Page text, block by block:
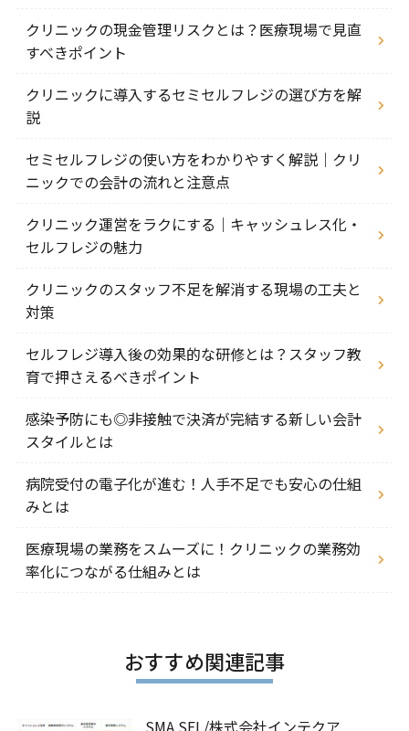
クリニックの現金管理リスクとは？医療現場で見直
すべきポイント
クリニックに導入するセミセルフレジの選び方を解
説
セミセルフレジの使い方をわかりやすく解説｜クリ
ニックでの会計の流れと注意点
クリニック運営をラクにする｜キャッシュレス化・
セルフレジの魅力
クリニックのスタッフ不足を解消する現場の工夫と
対策
セルフレジ導入後の効果的な研修とは？スタッフ教
育で押さえるべきポイント
感染予防にも◎非接触で決済が完結する新しい会計
スタイルとは
病院受付の電子化が進む！人手不足でも安心の仕組
みとは
医療現場の業務をスムーズに！クリニックの業務効
率化につながる仕組みとは
おすすめ関連記事
SMA SEL/株式会社インテクア